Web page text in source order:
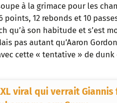
à la grimace pour les
12 rebonds et 10
qu’à son habitude et s’est
pas autant qu’Aaron
cette « tentative » de
viral qui verrait